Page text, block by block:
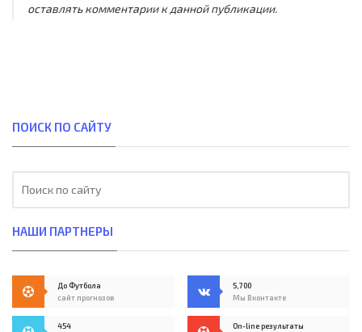
оставлять комментарии к данной публикации.
ПОИСК ПО САЙТУ
НАШИ ПАРТНЕРЫ
До Футбола
сайт прогнозов
5,700
Мы Вконтакте
454
On-line результаты